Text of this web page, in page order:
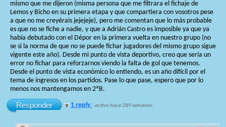
mismo que me dijeron (misma persona que me filtrara el fichaje de
Lemos y Bicho en su primera etapa y que compartiera con vosotros pese
a que no me creyérais jejejeje), pero me comentan que lo más probable
es que no se fiche a nadie, y que a Adrián Castro es imposible ya que ya
había debutado con el Dépor en la primera vuelta en nuestro grupo (no
se si la norma de que no se puede fichar jugadores del mismo grupo sigue
vigente este año). Desde mi punto de vista deportivo, creo que sería un
error no fichar para reforzarnos viendo la falta de gol que tenemos.
Desde el punto de vista económico lo entiendo, es un año difícil por el
tema de ingresos en los partidos. Pase lo que pase, espero que por lo
menos nos mantengamos en 2ªB.
Responder 1 reply ·activo hace 289 semanas